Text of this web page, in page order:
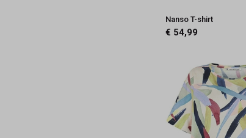
Nanso T-shirt
€ 54,99